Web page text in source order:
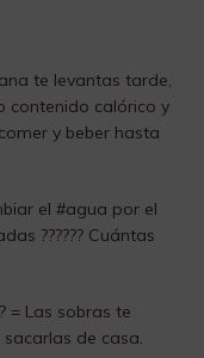
te levantas tarde,
contenido calórico y
y beber hasta
el #agua por el
?????? Cuántas
= Las sobras te
de casa.